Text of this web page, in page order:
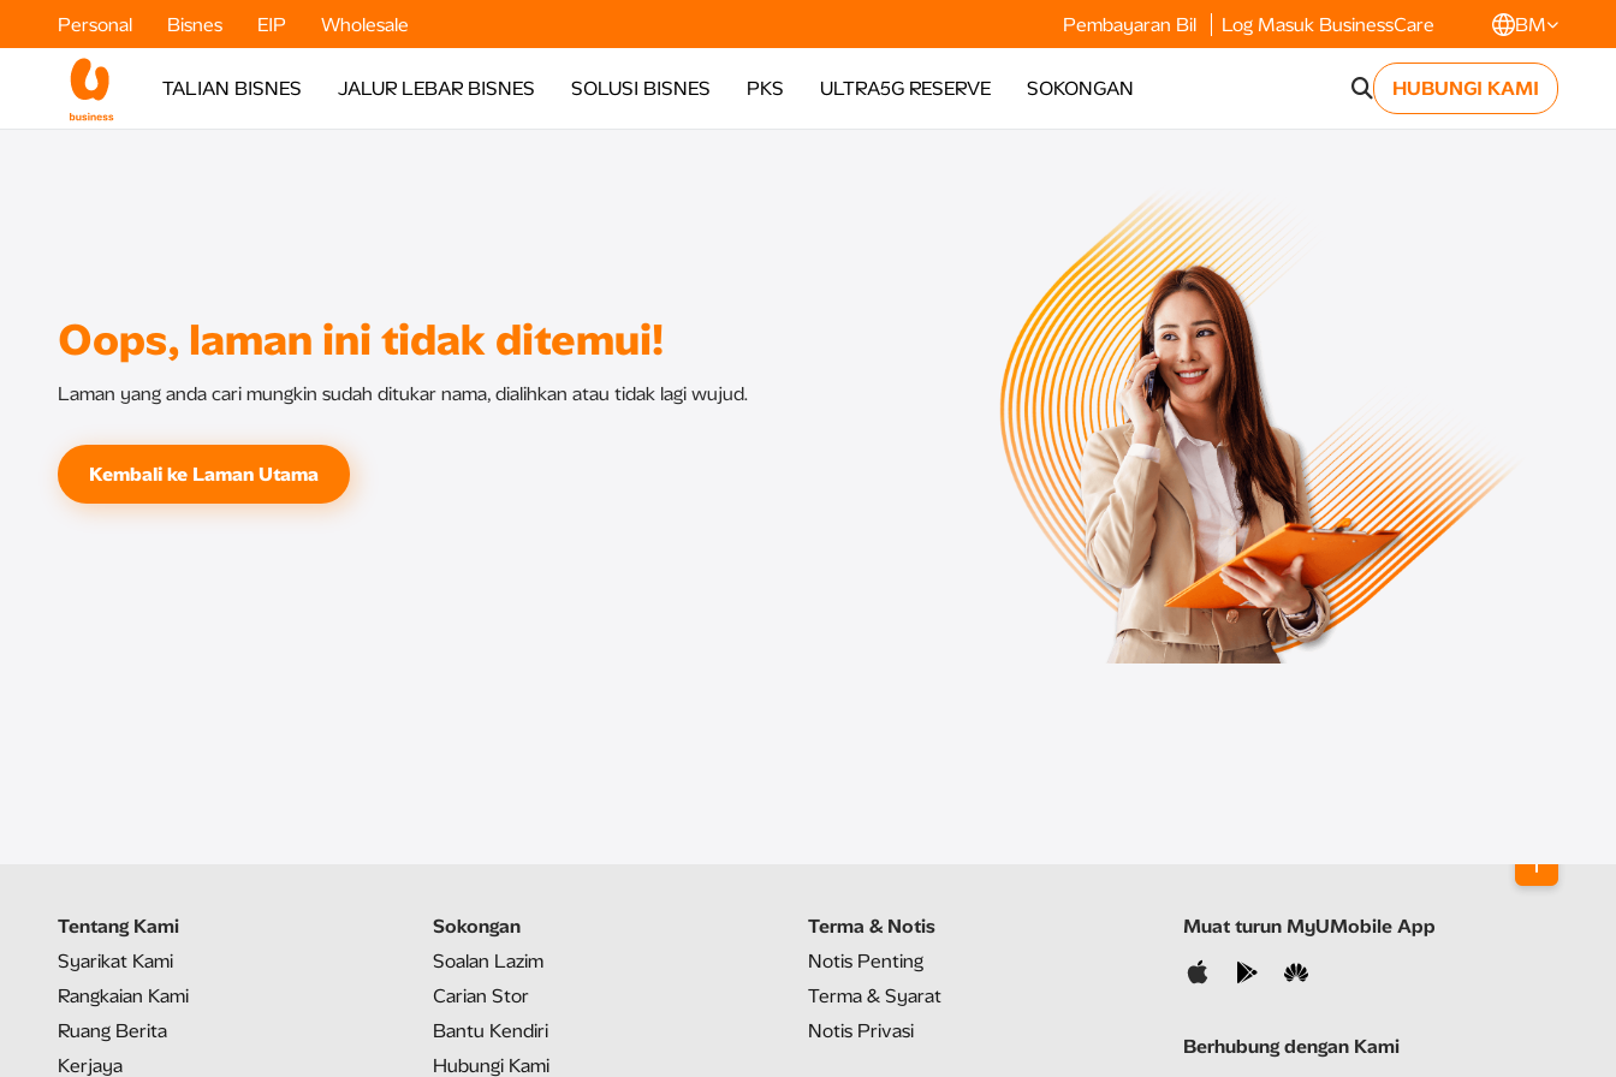
Personal Bisnes EIP Wholesale Pembayaran Bil Log Masuk BusinessCare BM
TALIAN BISNES JALUR LEBAR BISNES SOLUSI BISNES PKS ULTRA5G RESERVE SOKONGAN HUBUNGI KAMI
Oops, laman ini tidak ditemui!
Laman yang anda cari mungkin sudah ditukar nama, dialihkan atau tidak lagi wujud.
Kembali ke Laman Utama
Tentang Kami
Syarikat Kami
Rangkaian Kami
Ruang Berita
Kerjaya
Sokongan
Soalan Lazim
Carian Stor
Bantu Kendiri
Hubungi Kami
Terma & Notis
Notis Penting
Terma & Syarat
Notis Privasi
Muat turun MyUMobile App
Berhubung dengan Kami